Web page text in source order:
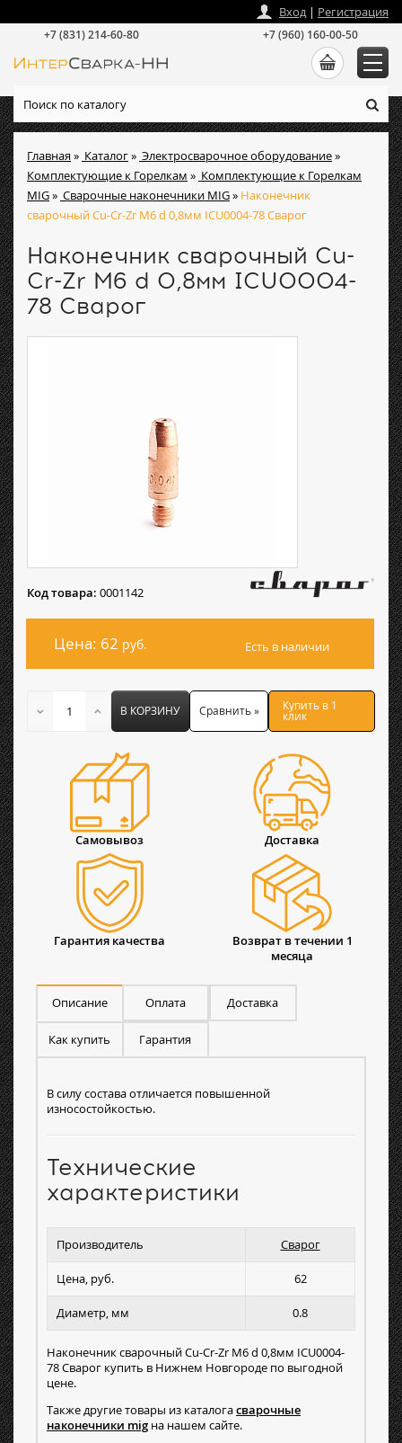
Главная» Каталог» Электросварочное оборудование»
Комплектующие к Горелкам » Комплектующие к Горелкам
MIG» Сварочные наконечники MIG» Наконечник
сварочный Cu-Cr-Zr М6 d 0,8мм ICU0004-78 Сварог
Наконечник сварочный Cu-
Cr-Zr М6 d 0,8мм ICU0004-
78 Сварог
Код товара: 0001142
Цена: 62 руб. Есть в наличии
В КОРЗИНУ Сравнить » Купить в 1
клик
Самовывоз Доставка
Гарантия качества
Возврат в течении 1
месяца
Описание Оплата Доставка
Как купить Гарантия
В силу состава отличается повышенной
износостойкостью.
Технические
характеристики
Производитель Сварог
Цена, руб. 62
Диаметр, мм 0.8
Наконечник сварочный Cu-Cr-Zr М6 d 0,8мм ICU0004-
78 Сварог купить в Нижнем Новгороде по выгодной
цене.
Также другие товары из каталогасварочные
наконечники mig на нашем сайте.
Вход| Регистрация
+7 (831) 214-60-80 +7 (960) 160-00-50